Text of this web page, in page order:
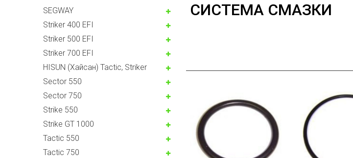
SEGWAY
Striker 400 EFI
Striker 500 EFI
Striker 700 EFI
HISUN (Хайсан) Tactic, Striker
Sector 550
Sector 750
Strike 550
Strike GT 1000
Tactic 550
Tactic 750
СИСТЕМА СМАЗКИ